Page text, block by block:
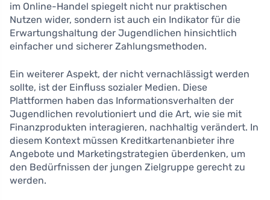
im Online-Handel spiegelt nicht nur praktischen
Nutzen wider, sondern ist auch ein Indikator für die
Erwartungshaltung der Jugendlichen hinsichtlich
einfacher und sicherer Zahlungsmethoden.
Ein weiterer Aspekt, der nicht vernachlässigt werden
sollte, ist der Einfluss sozialer Medien. Diese
Plattformen haben das Informationsverhalten der
Jugendlichen revolutioniert und die Art, wie sie mit
Finanzprodukten interagieren, nachhaltig verändert. In
diesem Kontext müssen Kreditkartenanbieter ihre
Angebote und Marketingstrategien überdenken, um
den Bedürfnissen der jungen Zielgruppe gerecht zu
werden.